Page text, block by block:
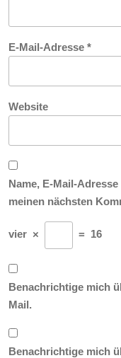
E-Mail-Adresse *
Website
Name, E-Mail-
meinen nächsten
vier × = 16
Benachrichtige mich
Mail.
Benachrichtige mich